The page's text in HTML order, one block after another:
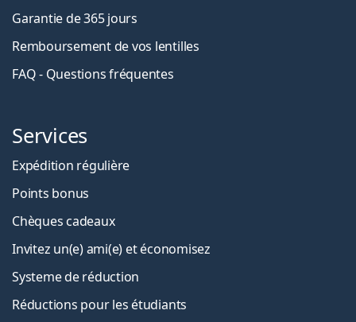
Garantie de 365 jours
Remboursement de vos lentilles
FAQ - Questions fréquentes
Services
Expédition régulière
Points bonus
Chèques cadeaux
Invitez un(e) ami(e) et économisez
Systeme de réduction
Réductions pour les étudiants